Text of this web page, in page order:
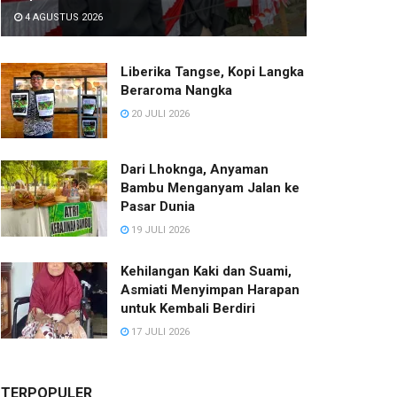
4 AGUSTUS 2026
Liberika Tangse, Kopi Langka
Beraroma Nangka
20 JULI 2026
Dari Lhoknga, Anyaman
Bambu Menganyam Jalan ke
Pasar Dunia
19 JULI 2026
Kehilangan Kaki dan Suami,
Asmiati Menyimpan Harapan
untuk Kembali Berdiri
17 JULI 2026
TERPOPULER